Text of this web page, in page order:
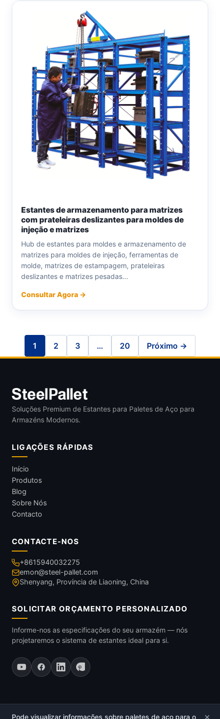
Estantes de armazenamento para matrizes
com prateleiras deslizantes para moldes de
injeção e matrizes
Hub de estantes para moldes e armazenamento de
matrizes para moldes de injeção, ferramentas de
molde, matrizes de estampagem, prateleiras
deslizantes e matrizes pesadas...
Consultar Agora →
1 2 3 … 20 Próximo →
Soluções Premium de Estantes para Paletes de Aço para
Armazéns Modernos.
LIGAÇÕES RÁPIDAS
Início
Produtos
Blog
Sobre Nós
Contacto
CONTACTE-NOS
+8615940032275
emon@steel-pallet.com
Shenyang, Província de Liaoning, China
SOLICITAR ORÇAMENTO PERSONALIZADO
Informe-nos as especificações do seu armazém — nós
projetaremos o sistema de estantes ideal para si.
Pode visualizar informações sobre paletes de aço para o